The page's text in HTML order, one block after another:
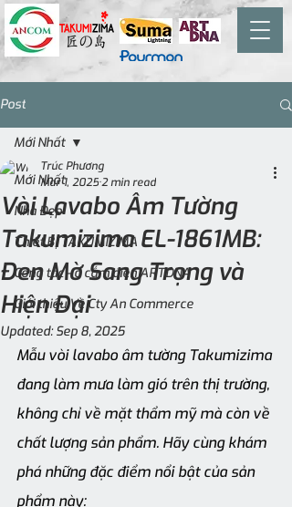
Post
Mới Nhất
Nhà Đẹp
Thiết Bị TAKUMIZIMA
Công tắc - ổ cắm điện ARTDNA
Giới thiệu Về Cty An Commerce
Mới Nhất
Vòi Lavabo Âm Tường
Takumizima EL-1861MB:
Đen Mờ Sang Trọng và
Hiện Đại
Trúc Phương
Mar 1, 20252 min read
Updated:Sep 8, 2025
Mẫu vòi lavabo âm tường Takumizima
đang làm mưa làm gió trên thị trường,
không chỉ về mặt thẩm mỹ mà còn về
chất lượng sản phẩm. Hãy cùng khám
phá những đặc điểm nổi bật của sản
phẩm này: